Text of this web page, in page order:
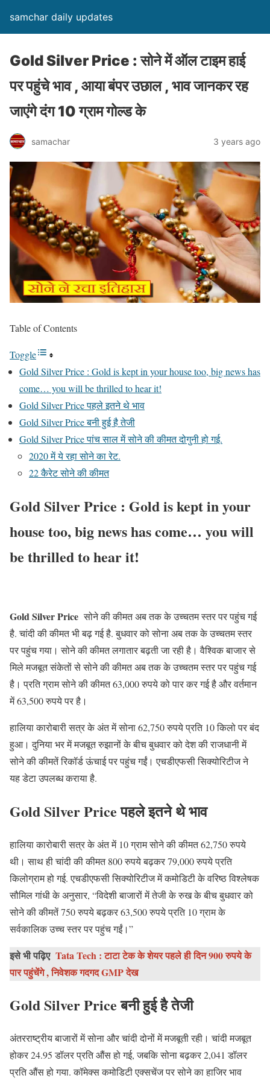
samchar daily updates
Gold Silver Price : सोने में ऑल टाइम हाई
पर पहुंचे भाव , आया बंपर उछाल , भाव जानकर रह
जाएंगे दंग 10 ग्राम गोल्ड के
samachar 3 years ago
Table of Contents
Toggle
Gold Silver Price : Gold is kept in your house too, big news has
come… you will be thrilled to hear it!
Gold Silver Price पहले इतने थे भाव
Gold Silver Price बनी हुई है तेजी
Gold Silver Price पांच साल में सोने की कीमत दोगुनी हो गई.
2020 में ये रहा सोने का रेट.
22 कैरेट सोने की कीमत
Gold Silver Price : Gold is kept in your
house too, big news has come… you will
be thrilled to hear it!
Gold Silver Price सोने की कीमत अब तक के उच्चतम स्तर पर पहुंच गई
है. चांदी की कीमत भी बढ़ गई है. बुधवार को सोना अब तक के उच्चतम स्तर
पर पहुंच गया। सोने की कीमत लगातार बढ़ती जा रही है। वैश्विक बाजार से
मिले मजबूत संकेतों से सोने की कीमत अब तक के उच्चतम स्तर पर पहुंच गई
है। प्रति ग्राम सोने की कीमत 63,000 रुपये को पार कर गई है और वर्तमान
में 63,500 रुपये पर है।
हालिया कारोबारी सत्र के अंत में सोना 62,750 रुपये प्रति 10 किलो पर बंद
हुआ। दुनिया भर में मजबूत रुझानों के बीच बुधवार को देश की राजधानी में
सोने की कीमतें रिकॉर्ड ऊंचाई पर पहुंच गईं। एचडीएफसी सिक्योरिटीज ने
यह डेटा उपलब्ध कराया है.
Gold Silver Price पहले इतने थे भाव
हालिया कारोबारी सत्र के अंत में 10 ग्राम सोने की कीमत 62,750 रुपये
थी। साथ ही चांदी की कीमत 800 रुपये बढ़कर 79,000 रुपये प्रति
किलोग्राम हो गई. एचडीएफसी सिक्योरिटीज में कमोडिटी के वरिष्ठ विश्लेषक
सौमिल गांधी के अनुसार, “विदेशी बाजारों में तेजी के रुख के बीच बुधवार को
सोने की कीमतें 750 रुपये बढ़कर 63,500 रुपये प्रति 10 ग्राम के
सर्वकालिक उच्च स्तर पर पहुंच गईं।”
इसे भी पढ़िए Tata Tech : टाटा टेक के शेयर पहले ही दिन 900 रुपये के
पार पहुंचेंगे , निवेशक गदगद GMP देख
Gold Silver Price बनी हुई है तेजी
अंतरराष्ट्रीय बाजारों में सोना और चांदी दोनों में मजबूती रही। चांदी मजबूत
होकर 24.95 डॉलर प्रति औंस हो गई, जबकि सोना बढ़कर 2,041 डॉलर
प्रति औंस हो गया. कॉमेक्स कमोडिटी एक्सचेंज पर सोने का हाजिर भाव